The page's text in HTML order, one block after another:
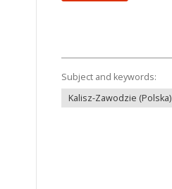
Subject and keywords:
Kalisz-Zawodzie (Polska)